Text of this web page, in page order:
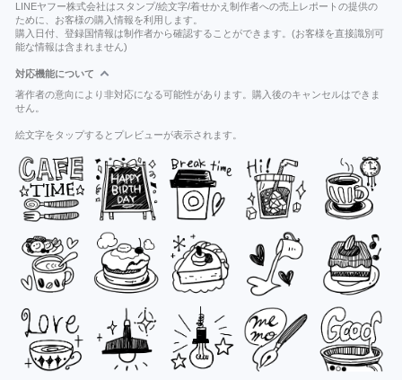
LINEヤフー株式会社はスタンプ/絵文字/着せかえ制作者への売上レポートの提供の
ために、お客様の購入情報を利用します。
購入日付、登録国情報は制作者から確認することができます。(お客様を直接識別可
能な情報は含まれません)
対応機能について
著作者の意向により非対応になる可能性があります。購入後のキャンセルはできま
せん。
絵文字をタップするとプレビューが表示されます。